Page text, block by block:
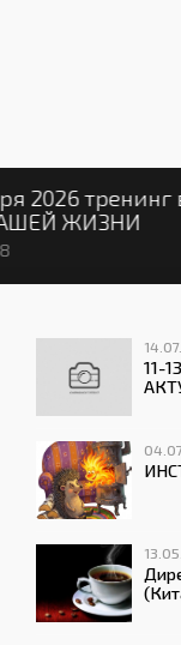
Директорская
(Китаева Г.)
11-